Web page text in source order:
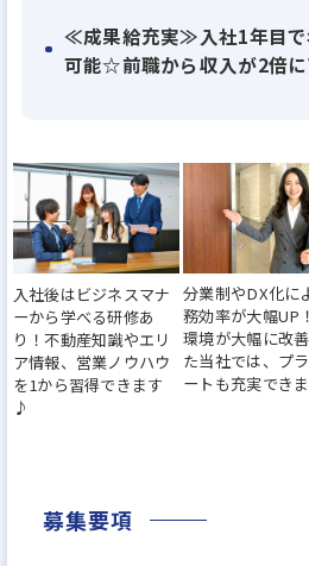
未経験・無資格をサポートす
90%以上が未経験スタートで
未経験1年目で年収750万円を
前職から収入が2倍にアップ
✅「プライベートも充実させ
残業は月平均20h以内！定時
休暇制度も充実、5連休で海外
年2回の業績賞与に加え、基
≪成果給充実≫入社1年目で
可能☆前職から収入が2倍
入社後はビジネスマナ
ーから学べる研修あ
り！不動産知識やエリ
ア情報、営業ノウハウ
を1から習得できます
♪
分業制やDX化に
務効率が大幅UP
環境が大幅に改
た当社では、プ
ートも充実でき
募集要項